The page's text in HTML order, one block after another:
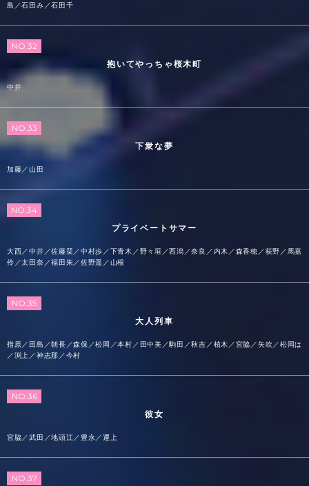
島／石田み／石田千
NO.32
抱いてやっちゃ桜木町
中井
NO.33
下衆な夢
加藤／山田
NO.34
プライベートサマー
大西／中井／佐藤栞／中村歩／下青木／野々垣／西潟／奈良／内木／森香穂／荻野／馬嘉
伶／太田奈／福田朱／佐野遥／山根
NO.35
大人列車
指原／田島／朝長／森保／松岡／本村／田中美／駒田／秋吉／植木／宮脇／矢吹／松岡は
／渕上／神志那／今村
NO.36
彼女
宮脇／武田／地頭江／豊永／運上
NO.37